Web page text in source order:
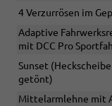
4 Verzurrösen im
Adaptive
mit DCC Pro
Sunset
getönt)
Mittelarmlehne mit